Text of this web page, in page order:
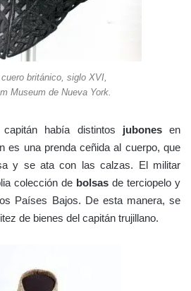
británico, siglo XVI,
Museum de Nueva York.
había distintos jubonesen
es una prenda ceñida al cuerpo, que
y se ata con las calzas. El militar
colección de bolsas de terciopelo y
Países Bajos. De esta manera, se
de bienes del capitán trujillano.